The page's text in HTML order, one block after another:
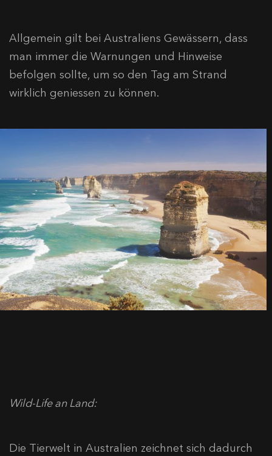
Allgemein gilt bei Australiens Gewässern, dass
man immer die Warnungen und Hinweise
befolgen sollte, um so den Tag am Strand
wirklich geniessen zu können.
Wild-Life an Land:
Die Tierwelt in Australien zeichnet sich dadurch